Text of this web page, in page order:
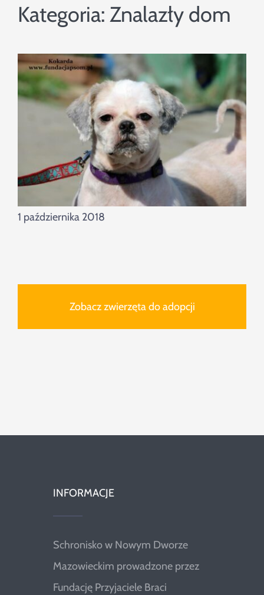
Kategoria: Znalazły dom
1 października 2018
Zobacz zwierzęta do adopcji
INFORMACJE
Schronisko w Nowym Dworze
Mazowieckim prowadzone przez
Fundację Przyjaciele Braci